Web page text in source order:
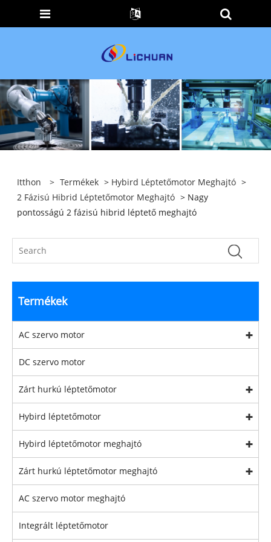
Itthon > Termékek > Hybird Léptetőmotor Meghajtó >
2 Fázisú Hibrid Léptetőmotor Meghajtó > Nagy
pontosságú 2 fázisú hibrid léptető meghajtó
Termékek
AC szervo motor
DC szervo motor
Zárt hurkú léptetőmotor
Hybird léptetőmotor
Hybird léptetőmotor meghajtó
Zárt hurkú léptetőmotor meghajtó
AC szervo motor meghajtó
Integrált léptetőmotor